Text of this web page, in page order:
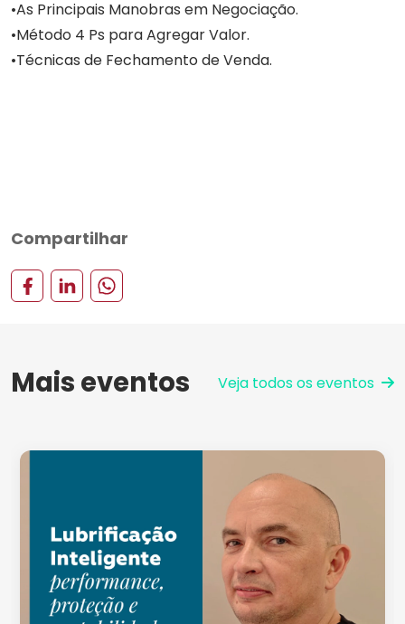
As Principais Manobras em Negociação.
Método 4 Ps para Agregar Valor.
Técnicas de Fechamento de Venda.
Compartilhar
Mais eventos Veja todos os eventos